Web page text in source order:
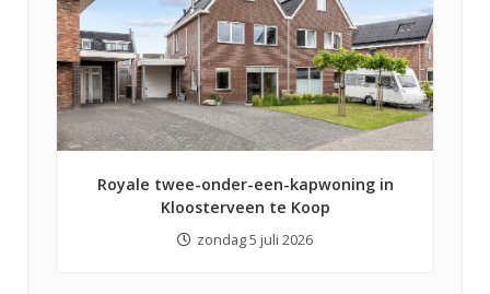
Royale twee-onder-een-kapwoning in
Kloosterveen te Koop
zondag 5 juli 2026